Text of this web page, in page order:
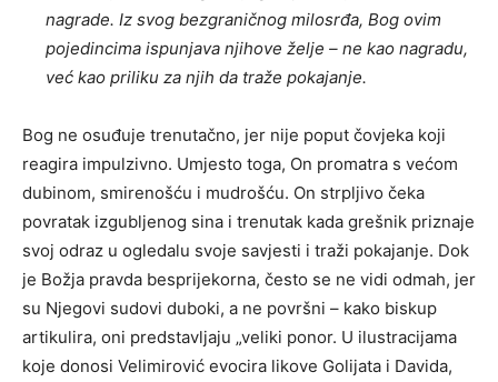
nagrade. Iz svog bezgraničnog milosrđa, Bog ovim
pojedincima ispunjava njihove želje – ne kao nagradu,
već kao priliku za njih da traže pokajanje.
Bog ne osuđuje trenutačno, jer nije poput čovjeka koji
reagira impulzivno. Umjesto toga, On promatra s većom
dubinom, smirenošću i mudrošću. On strpljivo čeka
povratak izgubljenog sina i trenutak kada grešnik priznaje
svoj odraz u ogledalu svoje savjesti i traži pokajanje. Dok
je Božja pravda besprijekorna, često se ne vidi odmah, jer
su Njegovi sudovi duboki, a ne površni – kako biskup
artikulira, oni predstavljaju „veliki ponor. U ilustracijama
koje donosi Velimirović evocira likove Golijata i Davida,